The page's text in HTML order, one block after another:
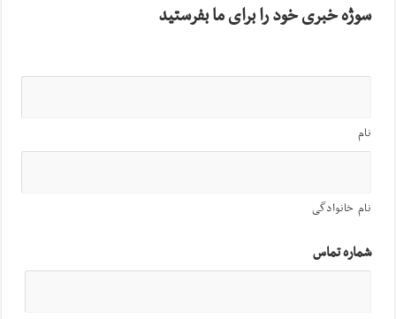
سوژه خبری خود را برای ما بفرستید
نام
نام خانوادگی
شماره تماس